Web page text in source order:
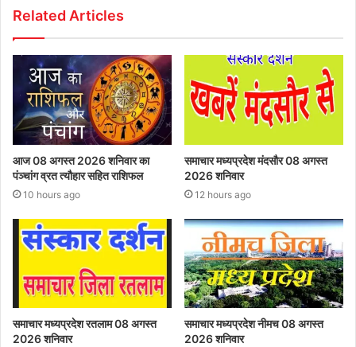
Related Articles
आज 08 अगस्त 2026‌ शनिवार का
पंञ्चांग व्रत त्यौहार सहित राशिफल
10 hours ago
समाचार मध्यप्रदेश मंदसौर 08 अगस्त
2026 शनिवार
12 hours ago
समाचार मध्यप्रदेश रतलाम 08 अगस्त
2026 शनिवार
समाचार मध्यप्रदेश नीमच 08 अगस्त
2026 शनिवार